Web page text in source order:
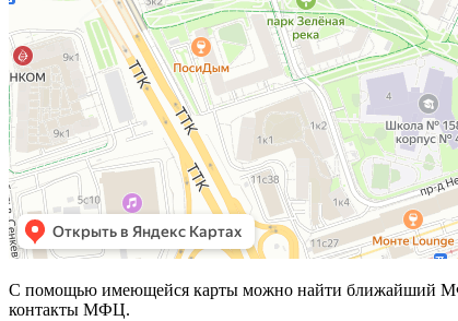
С помощью имеющейся карты можно найти ближайший
контакты МФЦ.